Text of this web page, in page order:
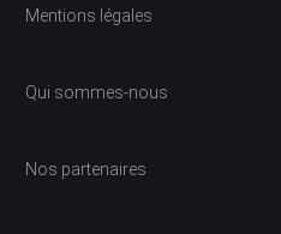
Mentions légales
Qui sommes-nous
Nos partenaires